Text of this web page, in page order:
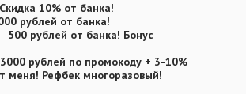
Скидка 10% от банка!
рублей от банка!
500 рублей от банка! Бонус
3000 рублей по промокоду + 3-10%
меня! Рефбек многоразовый!